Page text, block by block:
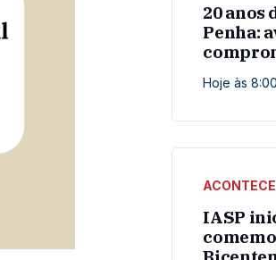
20 anos
Penha:
Hoje às
IASP